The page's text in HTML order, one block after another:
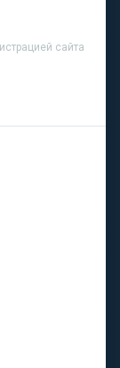
сайта